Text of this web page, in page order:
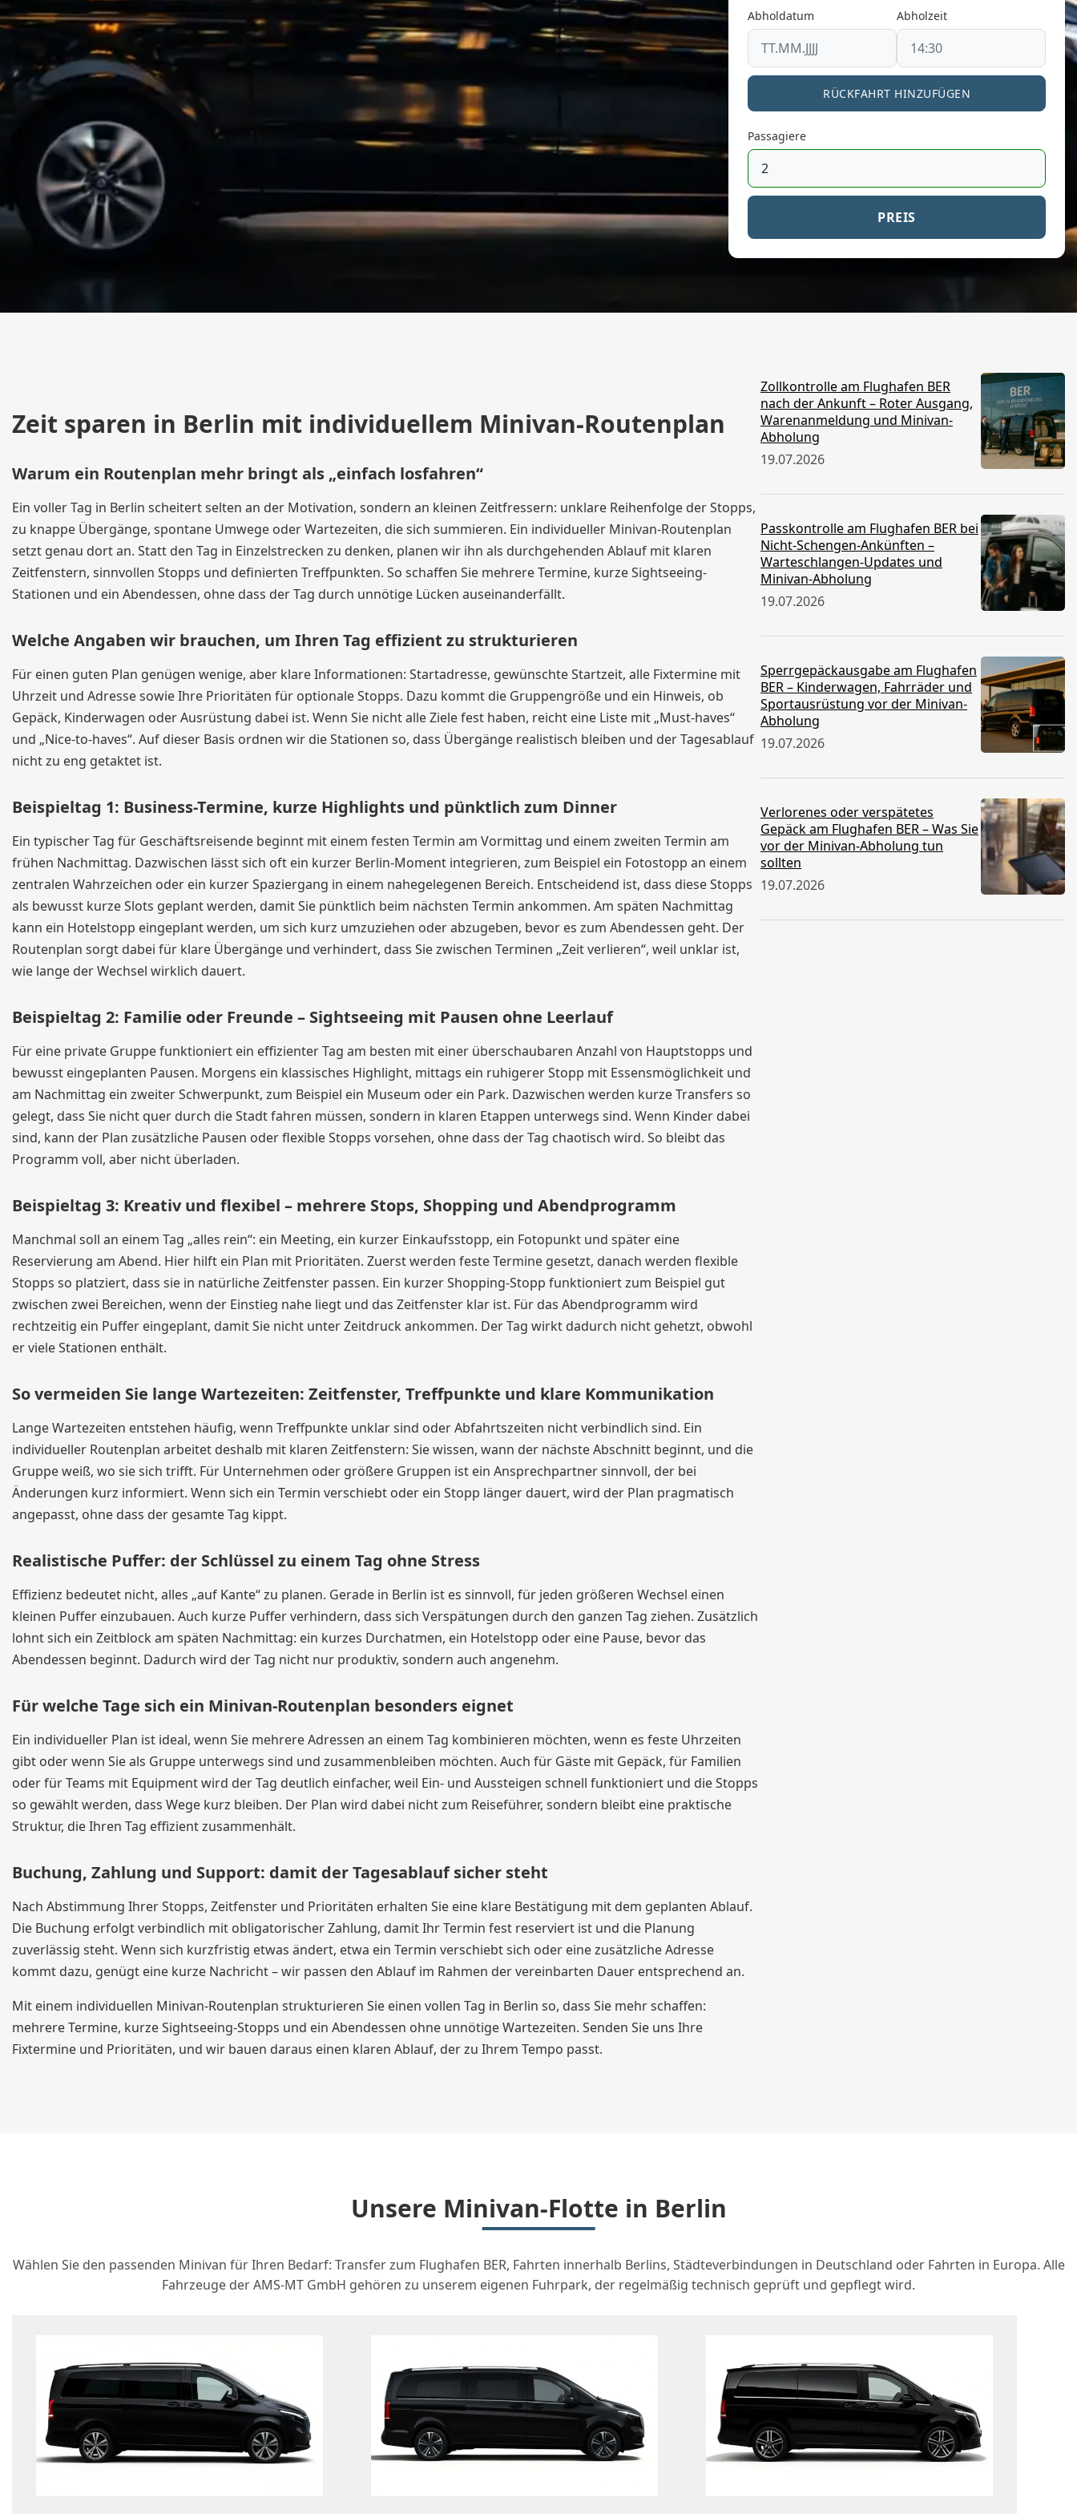
Abholdatum Abholzeit
RÜCKFAHRT HINZUFÜGEN
Passagiere
PREIS
Zeit sparen in Berlin mit individuellem Minivan-Routenplan
Warum ein Routenplan mehr bringt als „einfach losfahren“
Ein voller Tag in Berlin scheitert selten an der Motivation, sondern an kleinen Zeitfressern: unklare Reihenfolge der Stopps,
zu knappe Übergänge, spontane Umwege oder Wartezeiten, die sich summieren. Ein individueller Minivan-Routenplan
setzt genau dort an. Statt den Tag in Einzelstrecken zu denken, planen wir ihn als durchgehenden Ablauf mit klaren
Zeitfenstern, sinnvollen Stopps und definierten Treffpunkten. So schaffen Sie mehrere Termine, kurze Sightseeing-
Stationen und ein Abendessen, ohne dass der Tag durch unnötige Lücken auseinanderfällt.
Welche Angaben wir brauchen, um Ihren Tag effizient zu strukturieren
Für einen guten Plan genügen wenige, aber klare Informationen: Startadresse, gewünschte Startzeit, alle Fixtermine mit
Uhrzeit und Adresse sowie Ihre Prioritäten für optionale Stopps. Dazu kommt die Gruppengröße und ein Hinweis, ob
Gepäck, Kinderwagen oder Ausrüstung dabei ist. Wenn Sie nicht alle Ziele fest haben, reicht eine Liste mit „Must-haves“
und „Nice-to-haves“. Auf dieser Basis ordnen wir die Stationen so, dass Übergänge realistisch bleiben und der Tagesablauf
nicht zu eng getaktet ist.
Beispieltag 1: Business-Termine, kurze Highlights und pünktlich zum Dinner
Ein typischer Tag für Geschäftsreisende beginnt mit einem festen Termin am Vormittag und einem zweiten Termin am
frühen Nachmittag. Dazwischen lässt sich oft ein kurzer Berlin-Moment integrieren, zum Beispiel ein Fotostopp an einem
zentralen Wahrzeichen oder ein kurzer Spaziergang in einem nahegelegenen Bereich. Entscheidend ist, dass diese Stopps
als bewusst kurze Slots geplant werden, damit Sie pünktlich beim nächsten Termin ankommen. Am späten Nachmittag
kann ein Hotelstopp eingeplant werden, um sich kurz umzuziehen oder abzugeben, bevor es zum Abendessen geht. Der
Routenplan sorgt dabei für klare Übergänge und verhindert, dass Sie zwischen Terminen „Zeit verlieren“, weil unklar ist,
wie lange der Wechsel wirklich dauert.
Beispieltag 2: Familie oder Freunde – Sightseeing mit Pausen ohne Leerlauf
Für eine private Gruppe funktioniert ein effizienter Tag am besten mit einer überschaubaren Anzahl von Hauptstopps und
bewusst eingeplanten Pausen. Morgens ein klassisches Highlight, mittags ein ruhigerer Stopp mit Essensmöglichkeit und
am Nachmittag ein zweiter Schwerpunkt, zum Beispiel ein Museum oder ein Park. Dazwischen werden kurze Transfers so
gelegt, dass Sie nicht quer durch die Stadt fahren müssen, sondern in klaren Etappen unterwegs sind. Wenn Kinder dabei
sind, kann der Plan zusätzliche Pausen oder flexible Stopps vorsehen, ohne dass der Tag chaotisch wird. So bleibt das
Programm voll, aber nicht überladen.
Beispieltag 3: Kreativ und flexibel – mehrere Stops, Shopping und Abendprogramm
Manchmal soll an einem Tag „alles rein“: ein Meeting, ein kurzer Einkaufsstopp, ein Fotopunkt und später eine
Reservierung am Abend. Hier hilft ein Plan mit Prioritäten. Zuerst werden feste Termine gesetzt, danach werden flexible
Stopps so platziert, dass sie in natürliche Zeitfenster passen. Ein kurzer Shopping-Stopp funktioniert zum Beispiel gut
zwischen zwei Bereichen, wenn der Einstieg nahe liegt und das Zeitfenster klar ist. Für das Abendprogramm wird
rechtzeitig ein Puffer eingeplant, damit Sie nicht unter Zeitdruck ankommen. Der Tag wirkt dadurch nicht gehetzt, obwohl
er viele Stationen enthält.
So vermeiden Sie lange Wartezeiten: Zeitfenster, Treffpunkte und klare Kommunikation
Lange Wartezeiten entstehen häufig, wenn Treffpunkte unklar sind oder Abfahrtszeiten nicht verbindlich sind. Ein
individueller Routenplan arbeitet deshalb mit klaren Zeitfenstern: Sie wissen, wann der nächste Abschnitt beginnt, und die
Gruppe weiß, wo sie sich trifft. Für Unternehmen oder größere Gruppen ist ein Ansprechpartner sinnvoll, der bei
Änderungen kurz informiert. Wenn sich ein Termin verschiebt oder ein Stopp länger dauert, wird der Plan pragmatisch
angepasst, ohne dass der gesamte Tag kippt.
Realistische Puffer: der Schlüssel zu einem Tag ohne Stress
Effizienz bedeutet nicht, alles „auf Kante“ zu planen. Gerade in Berlin ist es sinnvoll, für jeden größeren Wechsel einen
kleinen Puffer einzubauen. Auch kurze Puffer verhindern, dass sich Verspätungen durch den ganzen Tag ziehen. Zusätzlich
lohnt sich ein Zeitblock am späten Nachmittag: ein kurzes Durchatmen, ein Hotelstopp oder eine Pause, bevor das
Abendessen beginnt. Dadurch wird der Tag nicht nur produktiv, sondern auch angenehm.
Für welche Tage sich ein Minivan-Routenplan besonders eignet
Ein individueller Plan ist ideal, wenn Sie mehrere Adressen an einem Tag kombinieren möchten, wenn es feste Uhrzeiten
gibt oder wenn Sie als Gruppe unterwegs sind und zusammenbleiben möchten. Auch für Gäste mit Gepäck, für Familien
oder für Teams mit Equipment wird der Tag deutlich einfacher, weil Ein- und Aussteigen schnell funktioniert und die Stopps
so gewählt werden, dass Wege kurz bleiben. Der Plan wird dabei nicht zum Reiseführer, sondern bleibt eine praktische
Struktur, die Ihren Tag effizient zusammenhält.
Buchung, Zahlung und Support: damit der Tagesablauf sicher steht
Nach Abstimmung Ihrer Stopps, Zeitfenster und Prioritäten erhalten Sie eine klare Bestätigung mit dem geplanten Ablauf.
Die Buchung erfolgt verbindlich mit obligatorischer Zahlung, damit Ihr Termin fest reserviert ist und die Planung
zuverlässig steht. Wenn sich kurzfristig etwas ändert, etwa ein Termin verschiebt sich oder eine zusätzliche Adresse
kommt dazu, genügt eine kurze Nachricht – wir passen den Ablauf im Rahmen der vereinbarten Dauer entsprechend an.
Mit einem individuellen Minivan-Routenplan strukturieren Sie einen vollen Tag in Berlin so, dass Sie mehr schaffen:
mehrere Termine, kurze Sightseeing-Stopps und ein Abendessen ohne unnötige Wartezeiten. Senden Sie uns Ihre
Fixtermine und Prioritäten, und wir bauen daraus einen klaren Ablauf, der zu Ihrem Tempo passt.
Zollkontrolle am Flughafen BER
nach der Ankunft – Roter Ausgang,
Warenanmeldung und Minivan-
Abholung
19.07.2026
Passkontrolle am Flughafen BER bei
Nicht-Schengen-Ankünften –
Warteschlangen-Updates und
Minivan-Abholung
19.07.2026
Sperrgepäckausgabe am Flughafen
BER – Kinderwagen, Fahrräder und
Sportausrüstung vor der Minivan-
Abholung
19.07.2026
Verlorenes oder verspätetes
Gepäck am Flughafen BER – Was Sie
vor der Minivan-Abholung tun
sollten
19.07.2026
Unsere Minivan-Flotte in Berlin
Wählen Sie den passenden Minivan für Ihren Bedarf: Transfer zum Flughafen BER, Fahrten innerhalb Berlins, Städteverbindungen in Deutschland oder Fahrten in Europa. Alle
Fahrzeuge der AMS-MT GmbH gehören zu unserem eigenen Fuhrpark, der regelmäßig technisch geprüft und gepflegt wird.